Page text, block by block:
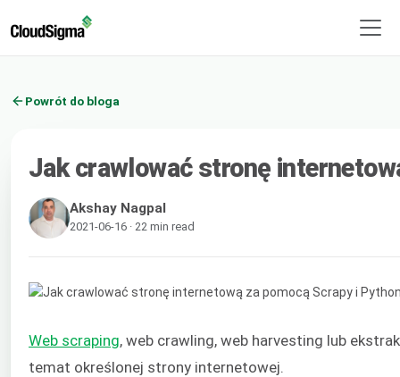
Powrót do bloga
Jak crawlować stronę
Akshay Nagpal
2021-06-16 · 22 min read
Web scraping, web crawling, web harvesting lub
temat określonej strony internetowej.